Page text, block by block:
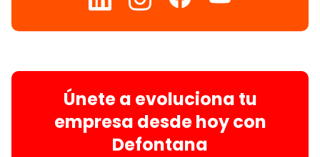
Únete a evoluciona tu
empresa desde hoy con
Defontana